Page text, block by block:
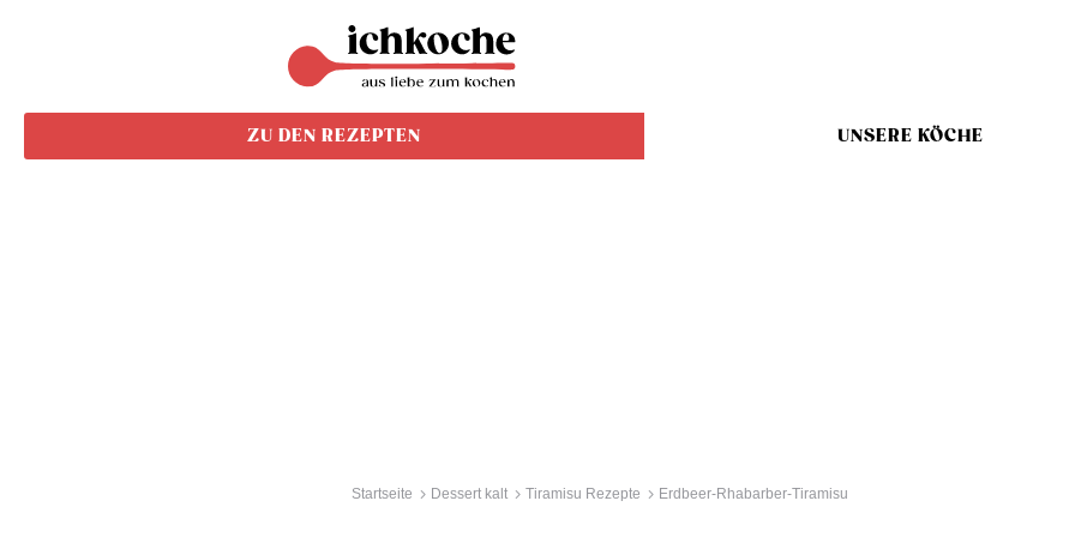
ZU DEN REZEPTEN UNSERE KÖCHE
Startseite Dessert kalt Tiramisu Rezepte Erdbeer-Rhabarber-Tiramisu